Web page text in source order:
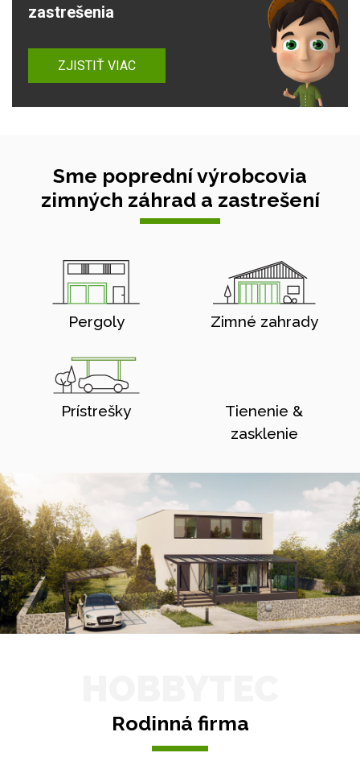
zastrešenia
ZJISTIŤ VIAC
Sme poprední výrobcovia
zimných záhrad a zastrešení
Pergoly Zimné zahrady
Prístrešky
Tienenie &
zasklenie
Rodinná firma